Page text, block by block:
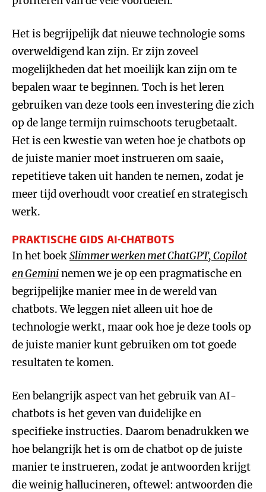
Het is begrijpelijk dat nieuwe technologie soms
overweldigend kan zijn. Er zijn zoveel
mogelijkheden dat het moeilijk kan zijn om te
bepalen waar te beginnen. Toch is het leren
gebruiken van deze tools een investering die zich
op de lange termijn ruimschoots terugbetaalt.
Het is een kwestie van weten hoe je chatbots op
de juiste manier moet instrueren om saaie,
repetitieve taken uit handen te nemen, zodat je
meer tijd overhoudt voor creatief en strategisch
werk.
PRAKTISCHE GIDS AI-CHATBOTS
In het boekSlimmer werken met ChatGPT, Copilot
en Gemininemen we je op een pragmatische en
begrijpelijke manier mee in de wereld van
chatbots. We leggen niet alleen uit hoe de
technologie werkt, maar ook hoe je deze tools op
de juiste manier kunt gebruiken om tot goede
resultaten te komen.
Een belangrijk aspect van het gebruik van AI-
chatbots is het geven van duidelijke en
specifieke instructies. Daarom benadrukken we
hoe belangrijk het is om de chatbot op de juiste
manier te instrueren, zodat je antwoorden krijgt
die weinig hallucineren, oftewel: antwoorden die